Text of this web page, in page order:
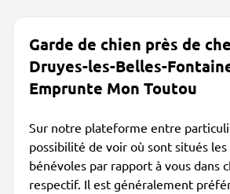
Garde de chien près de
Druyes-les-Belles-
Emprunte Mon Toutou
Sur notre plateforme entre
possibilité de voir où sont situés
bénévoles par rapport à vous dans
respectif. Il est généralement